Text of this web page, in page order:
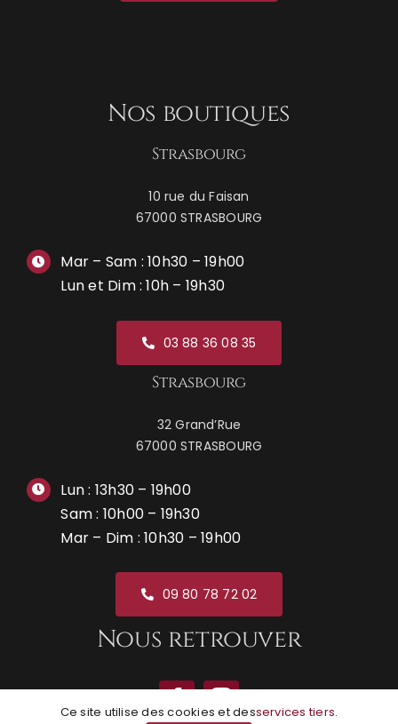
Nos boutiques
Strasbourg
10 rue du Faisan
67000 STRASBOURG
Mar – Sam : 10h30 – 19h00
Lun et Dim : 10h – 19h30
03 88 36 08 35
Strasbourg
32 Grand’Rue
67000 STRASBOURG
Lun : 13h30 – 19h00
Sam : 10h00 – 19h30
Mar – Dim : 10h30 – 19h00
09 80 78 72 02
Nous retrouver
Ce site utilise des cookies et desservices tiers.